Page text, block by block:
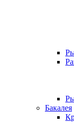
Бакалея